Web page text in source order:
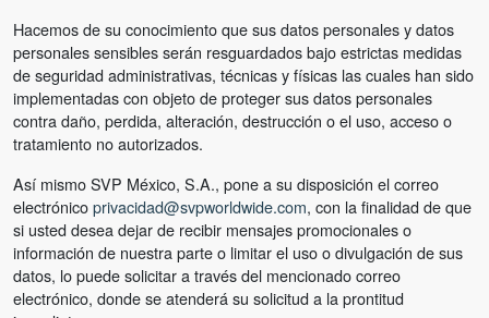
Hacemos de su conocimiento que sus datos personales y datos
personales sensibles serán resguardados bajo estrictas medidas
de seguridad administrativas, técnicas y físicas las cuales han sido
implementadas con objeto de proteger sus datos personales
contra daño, perdida, alteración, destrucción o el uso, acceso o
tratamiento no autorizados.
Así mismo SVP México, S.A., pone a su disposición el correo
electrónicoprivacidad@svpworldwide.com, con la finalidad de que
si usted desea dejar de recibir mensajes promocionales o
información de nuestra parte o limitar el uso o divulgación de sus
datos, lo puede solicitar a través del mencionado correo
electrónico, donde se atenderá su solicitud a la prontitud